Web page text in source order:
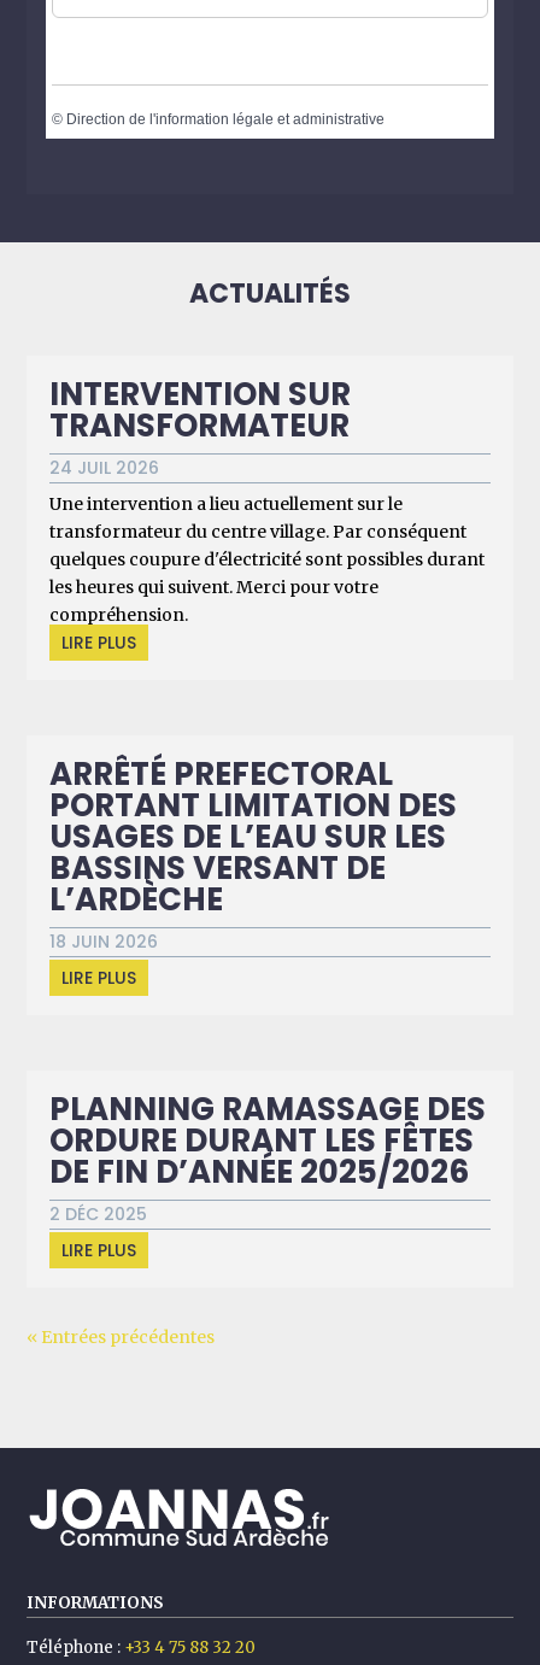
© Direction de l'information légale et administrative
ACTUALITÉS
INTERVENTION SUR
TRANSFORMATEUR
24 JUIL 2026
Une intervention a lieu actuellement sur le
transformateur du centre village. Par conséquent
quelques coupure d'électricité sont possibles durant
les heures qui suivent. Merci pour votre
compréhension.
LIRE PLUS
ARRÊTÉ PREFECTORAL
PORTANT LIMITATION DES
USAGES DE L’EAU SUR LES
BASSINS VERSANT DE
L’ARDÈCHE
18 JUIN 2026
LIRE PLUS
PLANNING RAMASSAGE DES
ORDURE DURANT LES FÊTES
DE FIN D’ANNÉE 2025/2026
2 DÉC 2025
LIRE PLUS
« Entrées précédentes
INFORMATIONS
Téléphone : +33 4 75 88 32 20